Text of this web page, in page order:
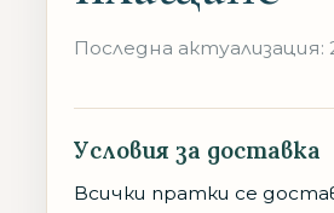
Последна актуализация:
Условия за доставка
Всички пратки се